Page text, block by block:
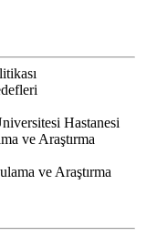
Hastanesi
ve Araştırma
ve Araştırma